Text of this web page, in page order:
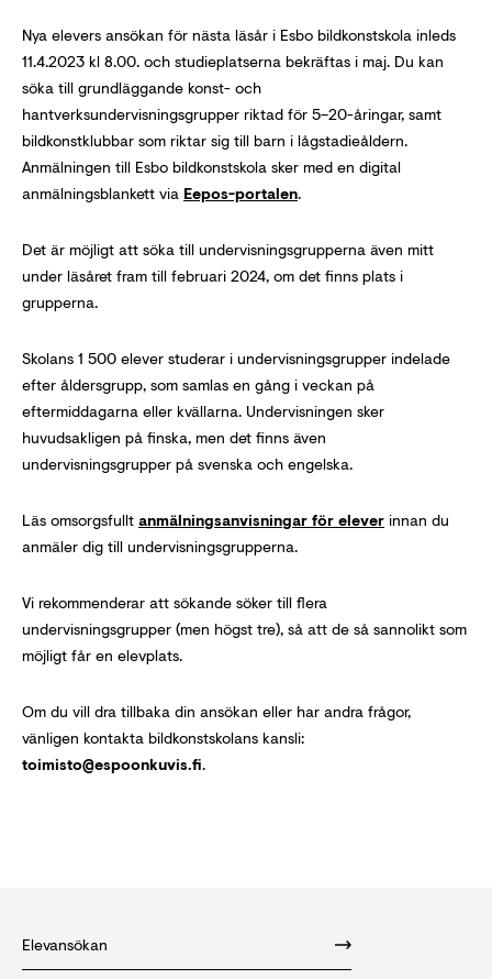
Nya elevers ansökan för nästa läsår i Esbo bildkonstskola inleds
11.4.2023 kl 8.00. och studieplatserna bekräftas i maj. Du kan
söka till grundläggande konst- och
hantverksundervisningsgrupper riktad för 5–20-åringar, samt
bildkonstklubbar som riktar sig till barn i lågstadieåldern.
Anmälningen till Esbo bildkonstskola sker med en digital
anmälningsblankett via Eepos-portalen.
Det är möjligt att söka till undervisningsgrupperna även mitt
under läsåret fram till februari 2024, om det finns plats i
grupperna.
Skolans 1 500 elever studerar i undervisningsgrupper indelade
efter åldersgrupp, som samlas en gång i veckan på
eftermiddagarna eller kvällarna. Undervisningen sker
huvudsakligen på finska, men det finns även
undervisningsgrupper på svenska och engelska.
Läs omsorgsfulltanmälningsanvisningar för eleverinnan du
anmäler dig till undervisningsgrupperna.
Vi rekommenderar att sökande söker till flera
undervisningsgrupper (men högst tre), så att de så sannolikt som
möjligt får en elevplats.
Om du vill dra tillbaka din ansökan eller har andra frågor,
vänligen kontakta bildkonstskolans kansli:
toimisto@espoonkuvis.fi.
Elevansökan